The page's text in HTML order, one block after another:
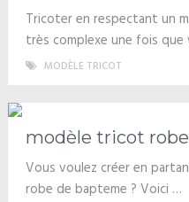
Tricoter en respectant un
très complexe une fois
MODÈLE TRICOT
modèle tricot
Vous voulez créer en
robe de bapteme ? Voici …